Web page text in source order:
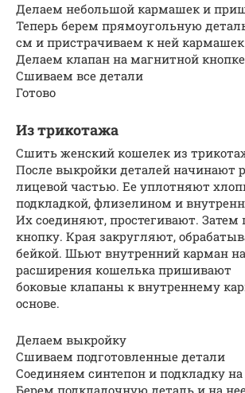
Делаем небольшой кармашек и
Теперь берем прямоугольную
см и пристрачиваем к ней
Делаем клапан на магнитной кнопке
Сшиваем все детали
Готово
Из трикотажа
Сшить женский кошелек из
После выкройки деталей начинают
лицевой частью. Ее уплотняют
подкладкой, флизелином и
Их соединяют, простегивают.
кнопку. Края закругляют,
бейкой. Шьют внутренний карман
расширения кошелька пришивают
боковые клапаны к внутреннему
основе.
Делаем выкройку
Сшиваем подготовленные детали
Соединяем синтепон и подкладку на